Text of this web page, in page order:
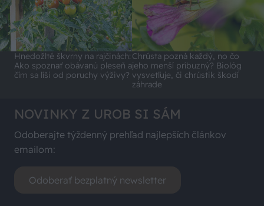
Hnedožlté škvrny na rajčinách:
Ako spoznať obávanú pleseň a
čím sa líši od poruchy výživy?
Chrústa pozná každý, no čo
jeho menší príbuzný? Biológ
vysvetľuje, či chrústik škodí
záhrade
NOVINKY Z UROB SI SÁM
Odoberajte týždenný prehľad najlepších článkov
emailom:
Odoberať bezplatný newsletter